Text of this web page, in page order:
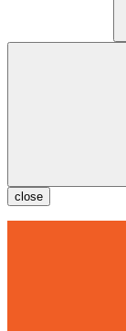
close